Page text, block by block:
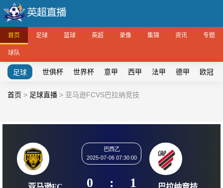
首页 足球 篮球 英超 录像 集锦 资讯 专题
球队
足球 世俱杯 世界杯 意甲 西甲 法甲 德甲 欧冠
首页 > 足球直播 > 亚马逊FCVS巴拉纳竞技
巴西乙